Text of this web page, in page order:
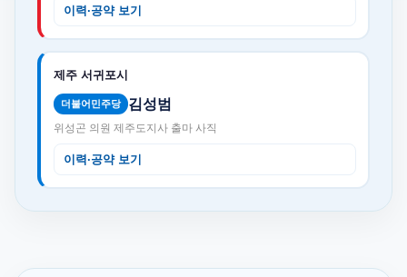
이력·공약 보기
제주 서귀포시
더불어민주당 김성범
위성곤 의원 제주도지사 출마 사직
이력·공약 보기